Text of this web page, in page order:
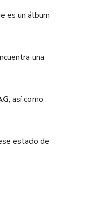
es un álbum
una
, así como
estado de